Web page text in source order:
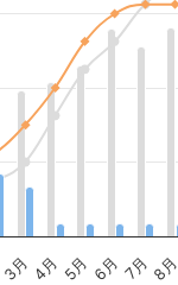
3月 4月 5月 6月 7月 8月